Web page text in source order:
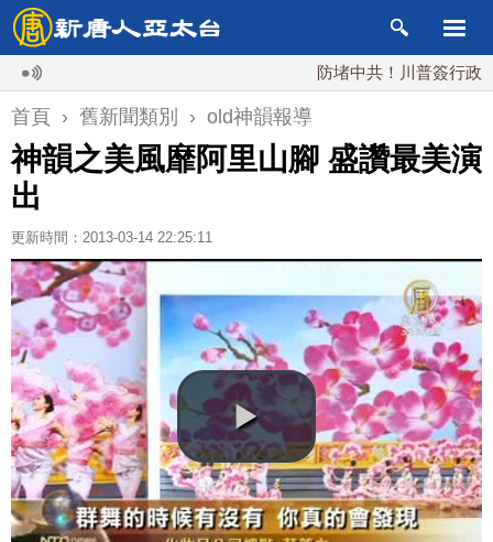
防堵中共！川普簽行政令
首頁 › 舊新聞類別 › old神韻報導
神韻之美風靡阿里山腳 盛讚最美演
出
更新時間：2013-03-14 22:25:11